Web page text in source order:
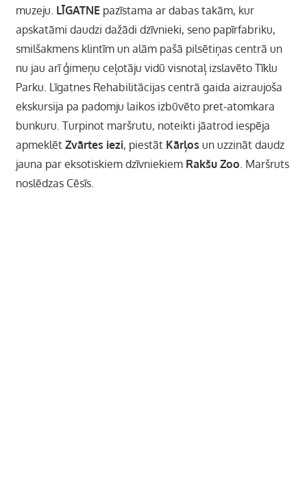
muzeju. LĪGATNEpazīstama ar dabas takām, kur
apskatāmi daudzi dažādi dzīvnieki, seno papīrfabriku,
smilšakmens klintīm un alām pašā pilsētiņas centrā un
nu jau arī ģimeņu ceļotāju vidū visnotaļ izslavēto Tīklu
Parku. Līgatnes Rehabilitācijas centrā gaida aizraujoša
ekskursija pa padomju laikos izbūvēto pret-atomkara
bunkuru. Turpinot maršrutu, noteikti jāatrod iespēja
apmeklēt Zvārtes iezi, piestāt Kārļos un uzzināt daudz
jauna par eksotiskiem dzīvniekiem Rakšu Zoo . Maršruts
noslēdzas Cēsīs.